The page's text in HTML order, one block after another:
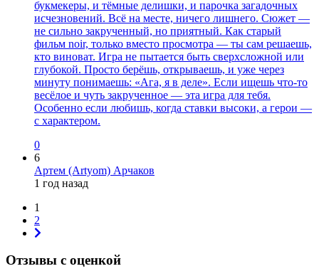
букмекеры, и тёмные делишки, и парочка загадочных
исчезновений. Всё на месте, ничего лишнего. Сюжет —
не сильно закрученный, но приятный. Как старый
фильм noir, только вместо просмотра — ты сам решаешь,
кто виноват. Игра не пытается быть сверхсложной или
глубокой. Просто берёшь, открываешь, и уже через
минуту понимаешь: «Ага, я в деле». Если ищешь что-то
весёлое и чуть закрученное — эта игра для тебя.
Особенно если любишь, когда ставки высоки, а герои —
с характером.
0
6
Артем (Artyom) Арчаков
1 год назад
1
2
Отзывы с оценкой